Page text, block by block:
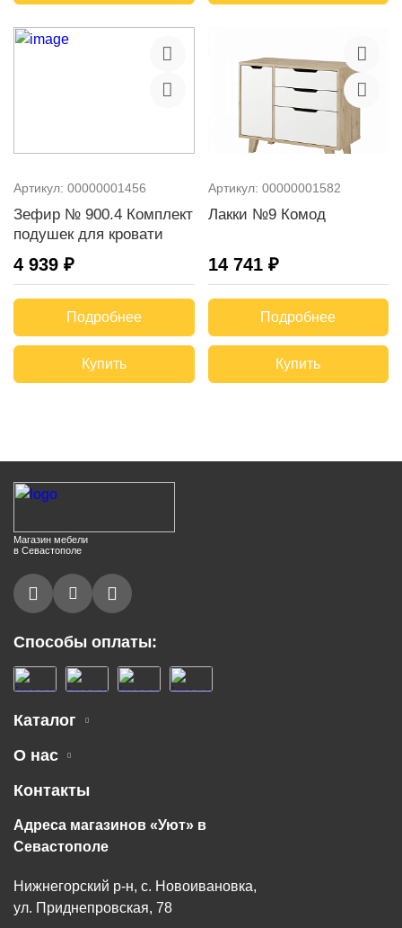
Артикул: 00000001456
Зефир № 900.4 Комплект
подушек для кровати
4 939 ₽
Подробнее
Купить
Артикул: 00000001582
Лакки №9 Комод
14 741 ₽
Подробнее
Купить
Магазин мебели
в Севастополе
Способы оплаты:
Каталог
О нас
Контакты
Адреса магазинов «Уют» в
Севастополе
Нижнегорский р-н, с. Новоивановка,
ул. Приднепровская, 78